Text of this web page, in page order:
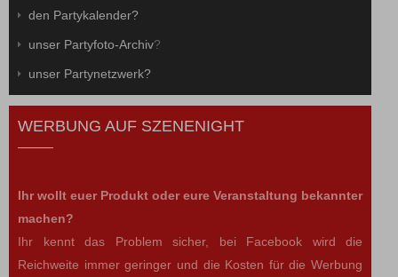
den Partykalender?
unser Partyfoto-Archiv?
unser Partynetzwerk?
WERBUNG AUF SZENENIGHT
Ihr wollt euer Produkt oder eure Veranstaltung bekannter
machen?
Ihr kennt das Problem sicher, bei Facebook wird die
Reichweite immer geringer und die Kosten für die Werbung